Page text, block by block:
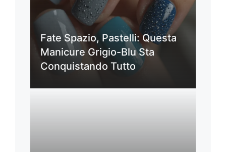
Fate Spazio, Pastelli: Questa
Manicure Grigio-Blu Sta
Conquistando Tutto